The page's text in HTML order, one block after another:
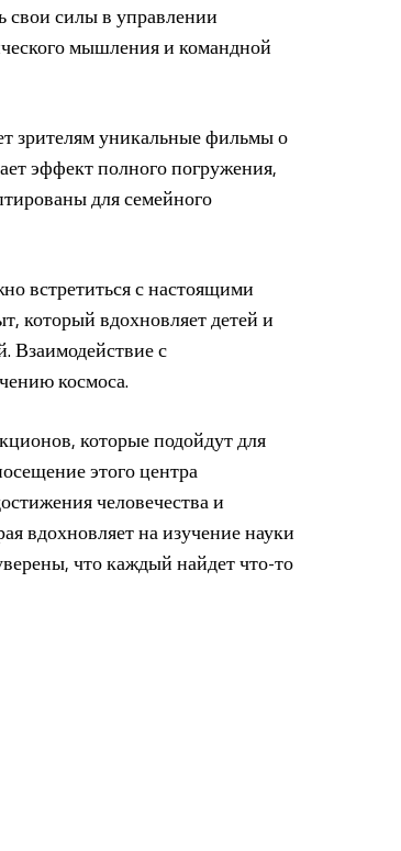
свои силы в управлении
мышления и командной
зрителям уникальные фильмы о
эффект полного погружения,
для семейного
встретиться с настоящими
который вдохновляет детей и
Взаимодействие с
космоса.
которые подойдут для
этого центра
человечества и
вдохновляет на изучение науки
что каждый найдет что-то